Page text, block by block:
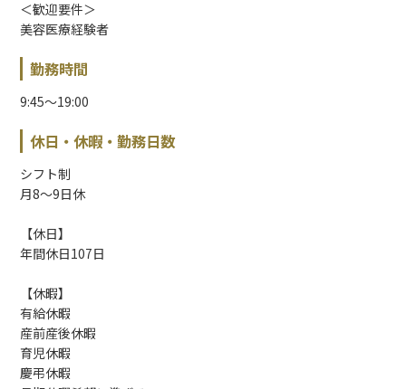
＜歓迎要件＞
美容医療経験者
勤務時間
9:45～19:00
休日・休暇・勤務日数
シフト制
月8〜9日休
【休日】
年間休日107日
【休暇】
有給休暇
産前産後休暇
育児休暇
慶弔休暇